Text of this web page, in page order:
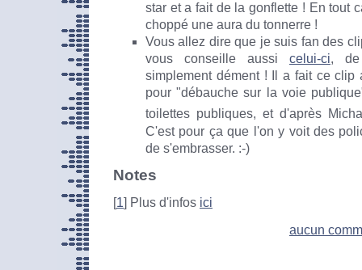
star et a fait de la gonflette ! En tout
choppé une aura du tonnerre !
Vous allez dire que je suis fan des
vous conseille aussi celui-ci, de
simplement dément ! Il a fait ce clip
pour "débauche sur la voie
toilettes publiques, et d'après
C'est pour ça que l'on y voit des
de s'embrasser. :-)
Notes
[1] Plus d'infos ici
aucun